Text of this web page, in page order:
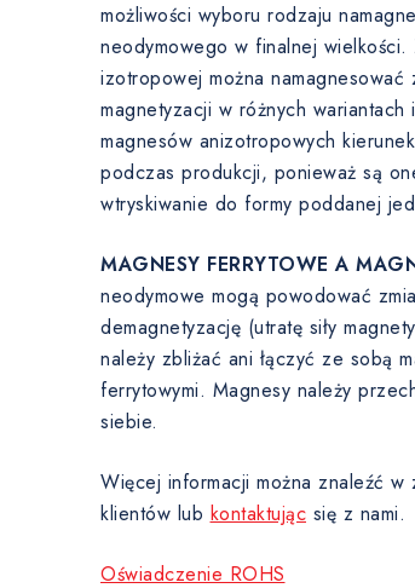
możliwości wyboru rodzaju
neodymowego w finalnej
izotropowej można
magnetyzacji w różnych
magnesów anizotropowych
podczas produkcji, ponieważ są
wtryskiwanie do formy poddanej
MAGNESY FERRYTOWE A
neodymowe mogą powodować
demagnetyzację (utratę siły
należy zbliżać ani łączyć ze sobą
ferrytowymi. Magnesy należy
siebie.
Więcej informacji można znaleźć w
klientów lub kontaktując się z nami.
Oświadczenie ROHS